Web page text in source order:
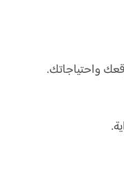
واحتياجاتك.